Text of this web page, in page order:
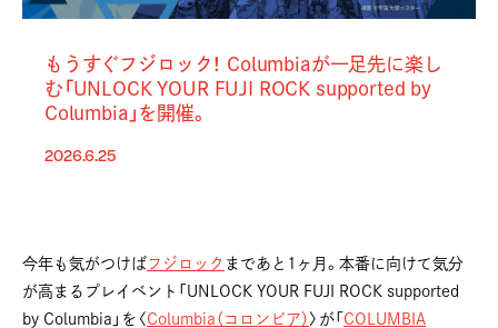
もうすぐフジロック！ Columbiaが一足先に楽し
む「UNLOCK YOUR FUJI ROCK supported by
Columbia」を開催。
2026.6.25
今年も気がつけばフジロック まであと1ヶ月。本番に向けて気分
が高まるプレイベント「UNLOCK YOUR FUJI ROCK supported
by Columbia」を〈Columbia（コロンビア） 〉が「COLUMBIA